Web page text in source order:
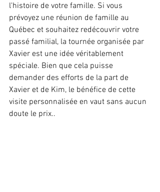
l'histoire de votre famille. Si vous
prévoyez une réunion de famille au
Québec et souhaitez redécouvrir votre
passé familial, la tournée organisée par
Xavier est une idée véritablement
spéciale. Bien que cela puisse
demander des efforts de la part de
Xavier et de Kim, le bénéfice de cette
visite personnalisée en vaut sans aucun
doute le prix..